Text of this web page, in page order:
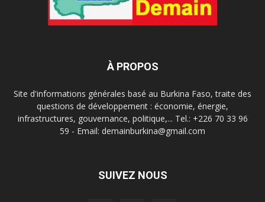
À PROPOS
Site d'informations générales basé au Burkina Faso, traite des
questions de développement : économie, énergie,
infrastructures, gouvernance, politique,... Tel.: +226 70 33 96
59 - Email: demainburkina@gmail.com
SUIVEZ NOUS